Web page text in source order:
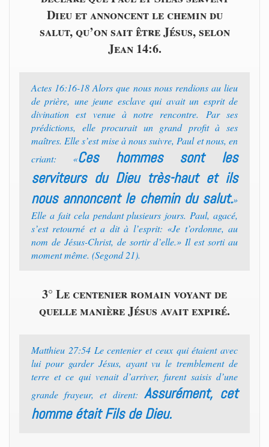
Dieu et annoncent le chemin du
salut, qu’on sait être Jésus, selon
Jean 14:6.
Actes 16:16-18 Alors que nous nous rendions au lieu
de prière, une jeune esclave qui avait un esprit de
divination est venue à notre rencontre. Par ses
prédictions, elle procurait un grand profit à ses
maîtres. Elle s’est mise à nous suivre, Paul et nous, en
criant: «Ces hommes sont les
serviteurs du Dieu très-haut et ils
nous annoncent le chemin du salut.»
Elle a fait cela pendant plusieurs jours. Paul, agacé,
s’est retourné et a dit à l’esprit: «Je t’ordonne, au
nom de Jésus-Christ, de sortir d’elle.» Il est sorti au
moment même. (Segond 21).
3° Le centenier romain voyant de
quelle manière Jésus avait expiré.
Matthieu 27:54 Le centenier et ceux qui étaient avec
lui pour garder Jésus, ayant vu le tremblement de
terre et ce qui venait d’arriver, furent saisis d’une
grande frayeur, et dirent: Assurément, cet
homme était Fils de Dieu.